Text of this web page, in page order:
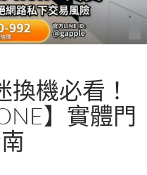
機必看！
】實體門